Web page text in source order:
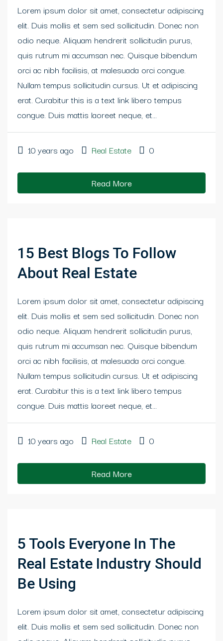
Lorem ipsum dolor sit amet, consectetur adipiscing
elit. Duis mollis et sem sed sollicitudin. Donec non
odio neque. Aliquam hendrerit sollicitudin purus,
quis rutrum mi accumsan nec. Quisque bibendum
orci ac nibh facilisis, at malesuada orci congue.
Nullam tempus sollicitudin cursus. Ut et adipiscing
erat. Curabitur this is a text link libero tempus
congue. Duis mattis laoreet neque, et...
10 years ago Real Estate 0
Read More
15 Best Blogs To Follow
About Real Estate
Lorem ipsum dolor sit amet, consectetur adipiscing
elit. Duis mollis et sem sed sollicitudin. Donec non
odio neque. Aliquam hendrerit sollicitudin purus,
quis rutrum mi accumsan nec. Quisque bibendum
orci ac nibh facilisis, at malesuada orci congue.
Nullam tempus sollicitudin cursus. Ut et adipiscing
erat. Curabitur this is a text link libero tempus
congue. Duis mattis laoreet neque, et...
10 years ago Real Estate 0
Read More
5 Tools Everyone In The
Real Estate Industry Should
Be Using
Lorem ipsum dolor sit amet, consectetur adipiscing
elit. Duis mollis et sem sed sollicitudin. Donec non